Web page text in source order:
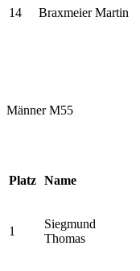
14 Braxmeier Martin
Männer M55
Platz Name
1
Siegmund
Thomas